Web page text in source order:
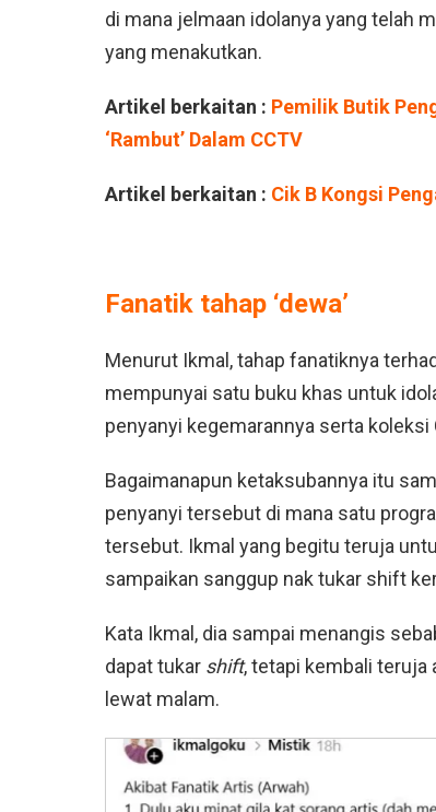
di mana jelmaan idolanya yang telah
yang menakutkan.
Artikel berkaitan : Pemilik Butik
‘Rambut’ Dalam CCTV
Artikel berkaitan : Cik B Kongsi
Fanatik tahap ‘dewa’
Menurut Ikmal, tahap fanatiknya
mempunyai satu buku khas untuk
penyanyi kegemarannya serta koleksi
Bagaimanapun ketaksubannya itu
penyanyi tersebut di mana satu
tersebut. Ikmal yang begitu teruja
sampaikan sanggup nak tukar shift
Kata Ikmal, dia sampai menangis
dapat tukar shift, tetapi kembali teruja
lewat malam.